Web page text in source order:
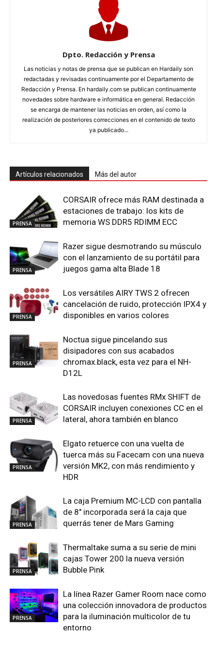
Dpto. Redacción y Prensa
Las noticias y notas de prensa que se publican en Hardaily son
redactadas y revisadas continuamente por el Departamento de
Redacción y Prensa. En hardaily.com se publican continuamente
novedades sobre hardware e informática en general. Redacción
se encarga de mantener las noticias en orden, así como la
realización de posteriores correcciones en el contenido de texto
ya publicado...
Artículos relacionados Más del autor
PRENSA
CORSAIR ofrece más RAM destinada a
estaciones de trabajo: los kits de
memoria WS DDR5 RDIMM ECC
PRENSA
Razer sigue desmotrando su músculo
con el lanzamiento de su portátil para
juegos gama alta Blade 18
PRENSA
Los versátiles AIRY TWS 2 ofrecen
cancelación de ruido, protección IPX4 y
disponibles en varios colores
PRENSA
Noctua sigue pincelando sus
disipadores con sus acabados
chromax.black, esta vez para el NH-
D12L
PRENSA
Las novedosas fuentes RMx SHIFT de
CORSAIR incluyen conexiones CC en el
lateral, ahora también en blanco
PRENSA
Elgato retuerce con una vuelta de
tuerca más su Facecam con una nueva
versión MK2, con más rendimiento y
HDR
PRENSA
La caja Premium MC-LCD con pantalla
de 8″ incorporada será la caja que
querrás tener de Mars Gaming
PRENSA
Thermaltake suma a su serie de mini
cajas Tower 200 la nueva versión
Bubble Pink
PRENSA
La línea Razer Gamer Room nace como
una colección innovadora de productos
para la iluminación multicolor de tu
entorno